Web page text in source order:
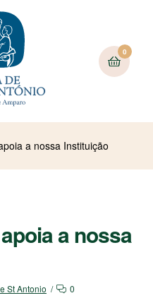
0
a nossa Instituição
a nossa
St Antonio 0